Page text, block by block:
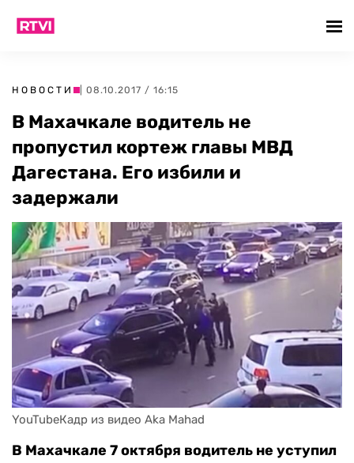
НОВОСТИ | 08.10.2017 / 16:15
В Махачкале водитель не
пропустил кортеж главы МВД
Дагестана. Его избили и
задержали
YouTubeКадр из видео Aka Mahad
В Махачкале 7 октября водитель не уступил